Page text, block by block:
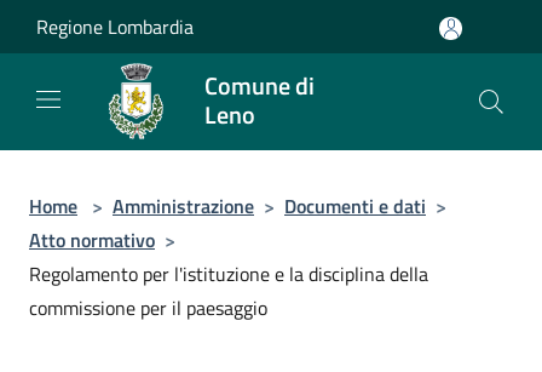
Salta al contenuto principale
Regione Lombardia
Comune di
Leno
Home > Amministrazione > Documenti e dati >
Atto normativo >
Regolamento per l'istituzione e la disciplina della
commissione per il paesaggio